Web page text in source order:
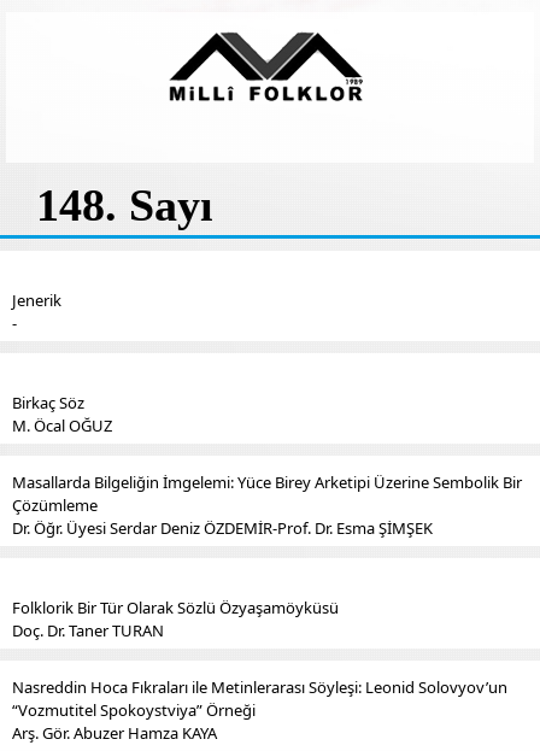
148. Sayı
Jenerik
-
Birkaç Söz
M. Öcal OĞUZ
Masallarda Bilgeliğin İmgelemi: Yüce Birey Arketipi Üzerine Sembolik Bir
Çözümleme
Dr. Öğr. Üyesi Serdar Deniz ÖZDEMİR-Prof. Dr. Esma ŞİMŞEK
Folklorik Bir Tür Olarak Sözlü Özyaşamöyküsü
Doç. Dr. Taner TURAN
Nasreddin Hoca Fıkraları ile Metinlerarası Söyleşi: Leonid Solovyov’un
“Vozmutitel Spokoystviya” Örneği
Arş. Gör. Abuzer Hamza KAYA